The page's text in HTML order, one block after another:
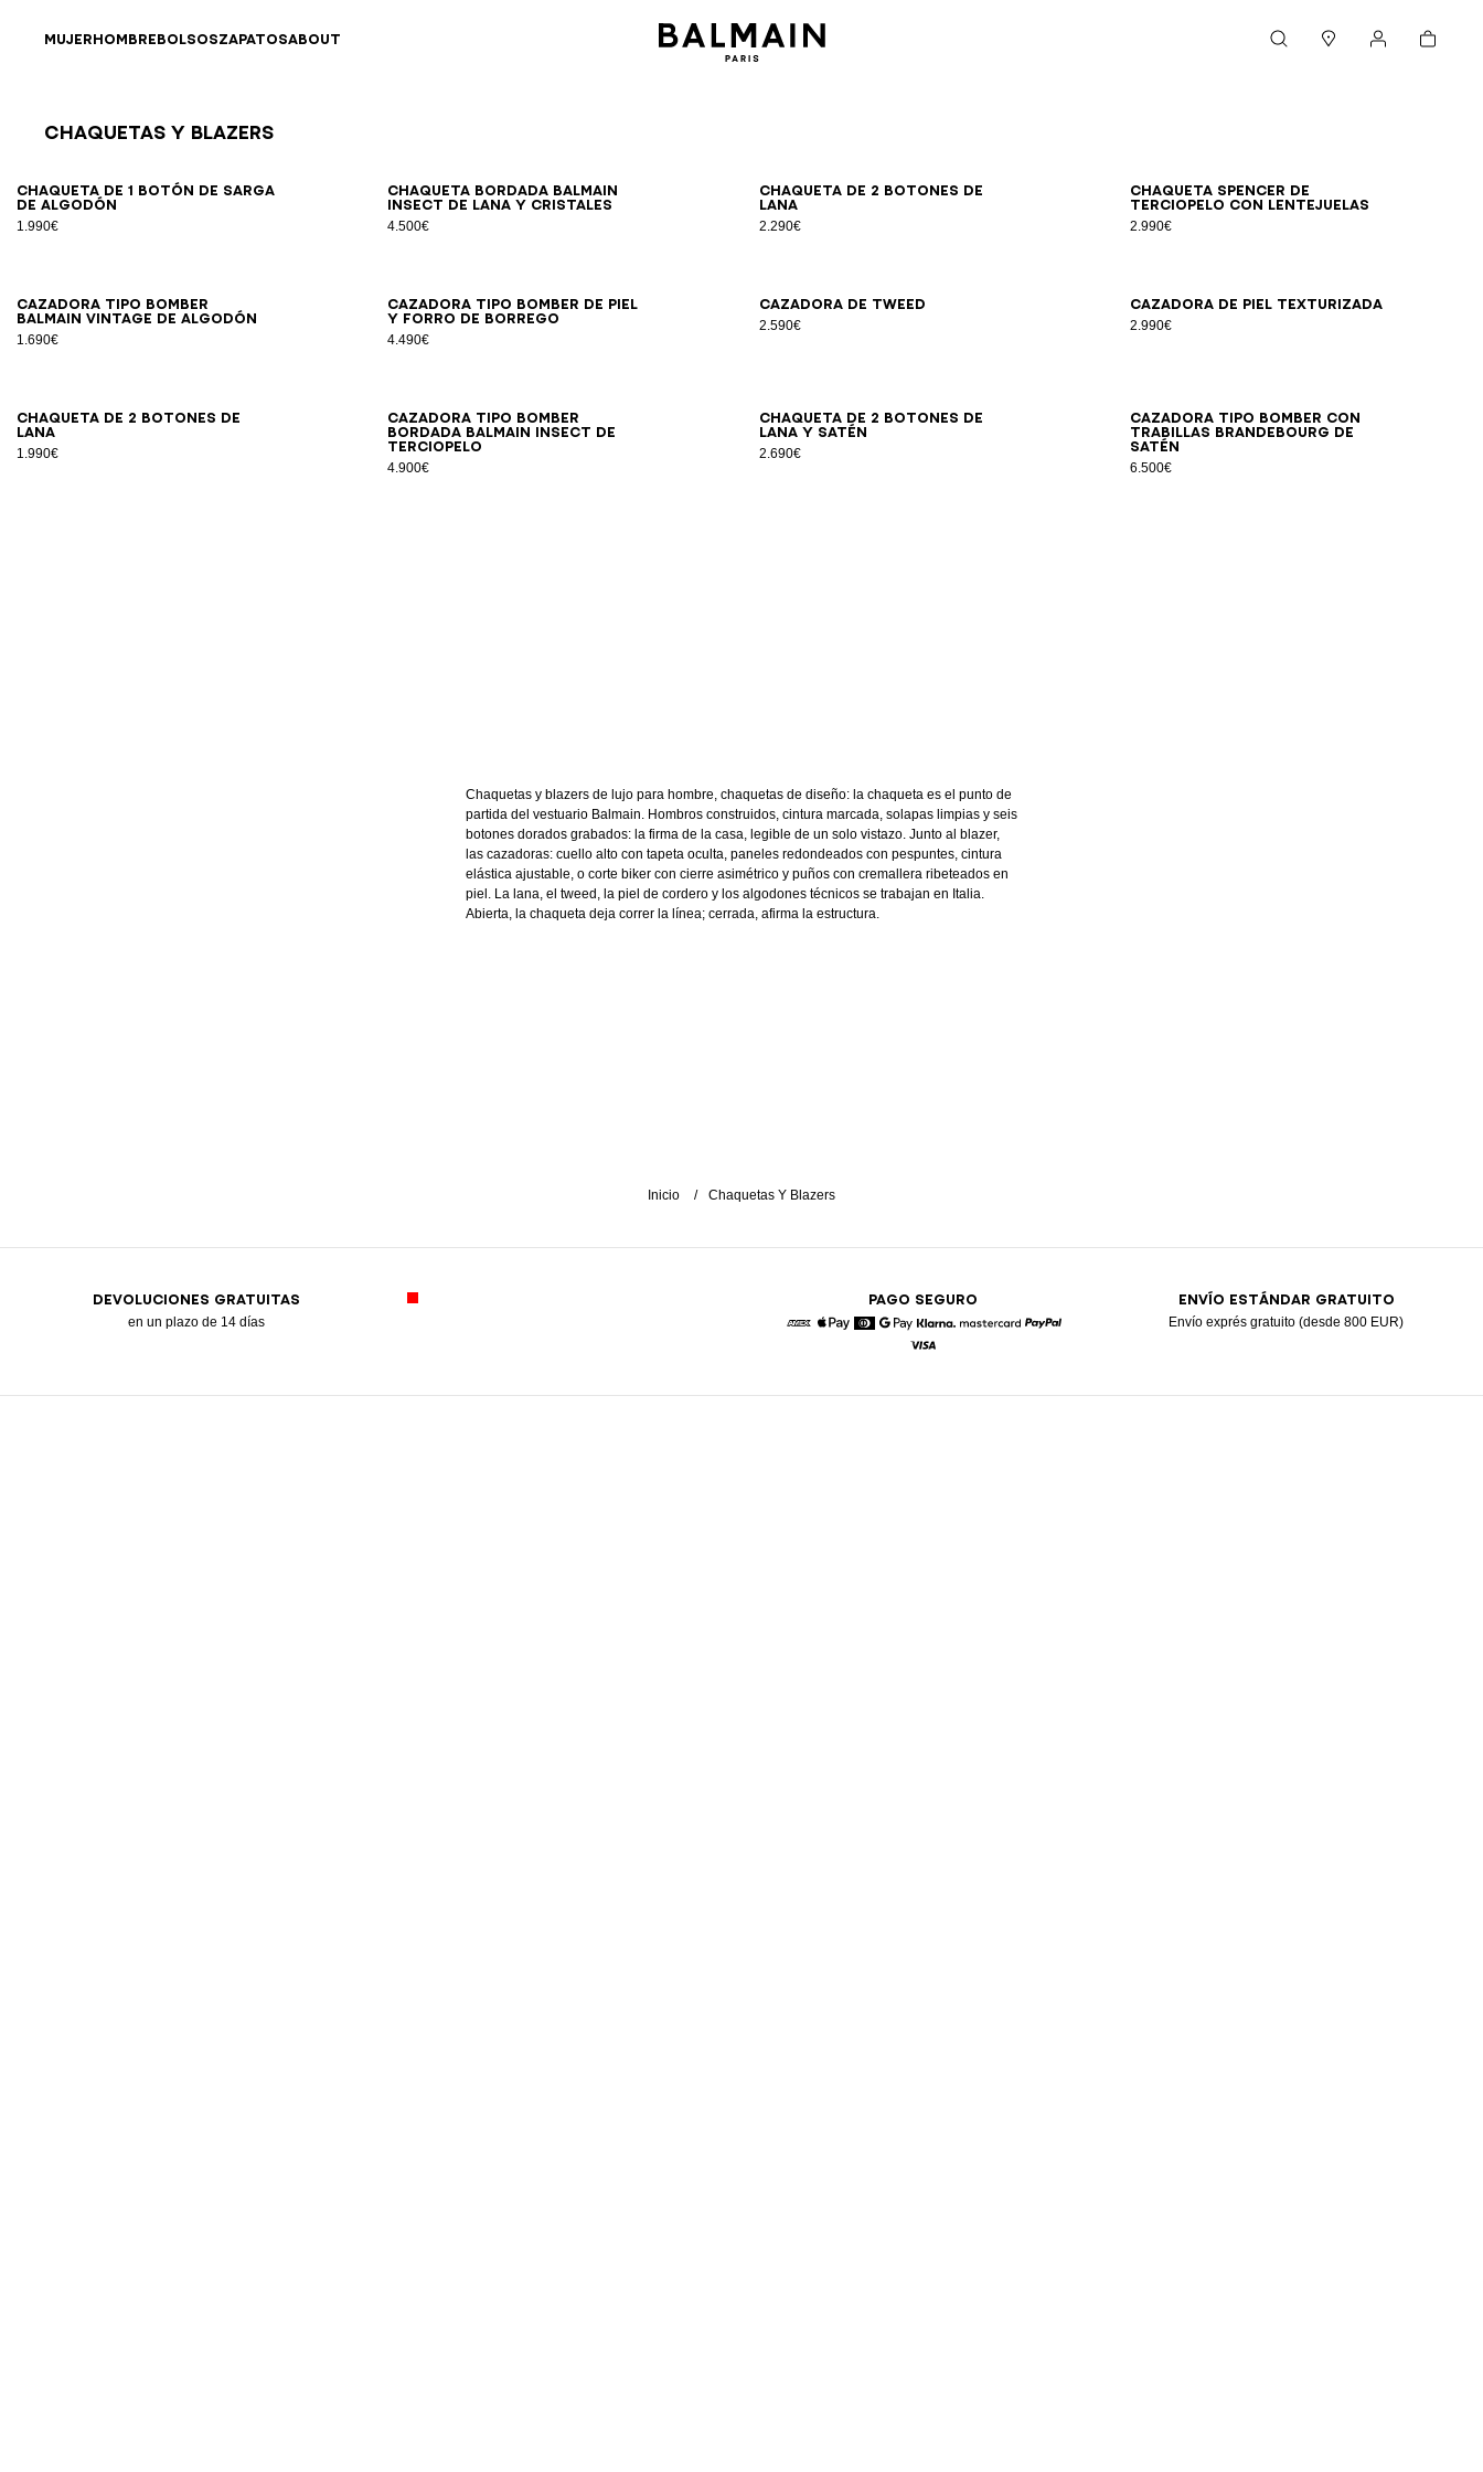
MUJERHOMBREBOLSOSZAPATOSABOUT Cesta
Chaquetas Y Blazers
Chaqueta de 1 botón de sarga
de algodón
1.990€
46485052 5456
Chaqueta bordada Balmain
Insect de lana y cristales
4.500€
444648 505254
Chaqueta de 2 botones de
lana
2.290€
4648505254
Chaqueta Spencer de
terciopelo con lentejuelas
2.990€
46485052
Cazadora tipo bomber
Balmain Vintage de algodón
1.690€
4648505254
Cazadora tipo bomber de piel
y forro de borrego
4.490€
4648505254 Cazadora de tweed
2.590€
44464850 Cazadora de piel texturizada
2.990€
4648505254
Chaqueta de 2 botones de
lana
1.990€
4648505254
Cazadora tipo bomber
bordada Balmain Insect de
terciopelo
4.900€
4648505254
Chaqueta de 2 botones de
lana y satén
2.690€
444648505254
Cazadora tipo bomber con
trabillas brandebourg de
satén
6.500€
4648505254
Chaquetas y blazers de lujo para hombre, chaquetas de diseño: la chaqueta es el punto de
partida del vestuario Balmain. Hombros construidos, cintura marcada, solapas limpias y seis
botones dorados grabados: la firma de la casa, legible de un solo vistazo. Junto al blazer,
las cazadoras: cuello alto con tapeta oculta, paneles redondeados con pespuntes, cintura
elástica ajustable, o corte biker con cierre asimétrico y puños con cremallera ribeteados en
piel. La lana, el tweed, la piel de cordero y los algodones técnicos se trabajan en Italia.
Abierta, la chaqueta deja correr la línea; cerrada, afirma la estructura.
Inicio Chaquetas Y Blazers
DEVOLUCIONES GRATUITAS
en un plazo de 14 días
PAGO SEGURO
Google Pay
Klarna
ENVÍO ESTÁNDAR GRATUITO
Envío exprés gratuito (desde 800 EUR)